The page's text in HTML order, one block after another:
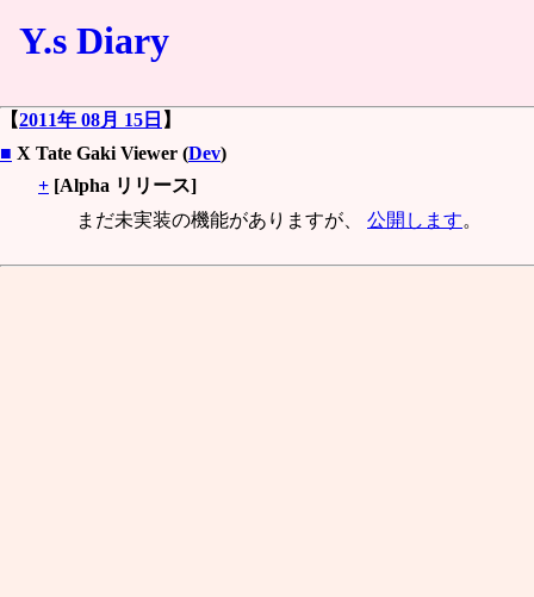
Y.s Diary
【2011年 08月 15日 】
■ X Tate Gaki Viewer (Dev)
+ [Alpha リリース]
まだ未実装の機能がありますが、 公開します。